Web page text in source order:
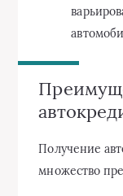
Получение
множество